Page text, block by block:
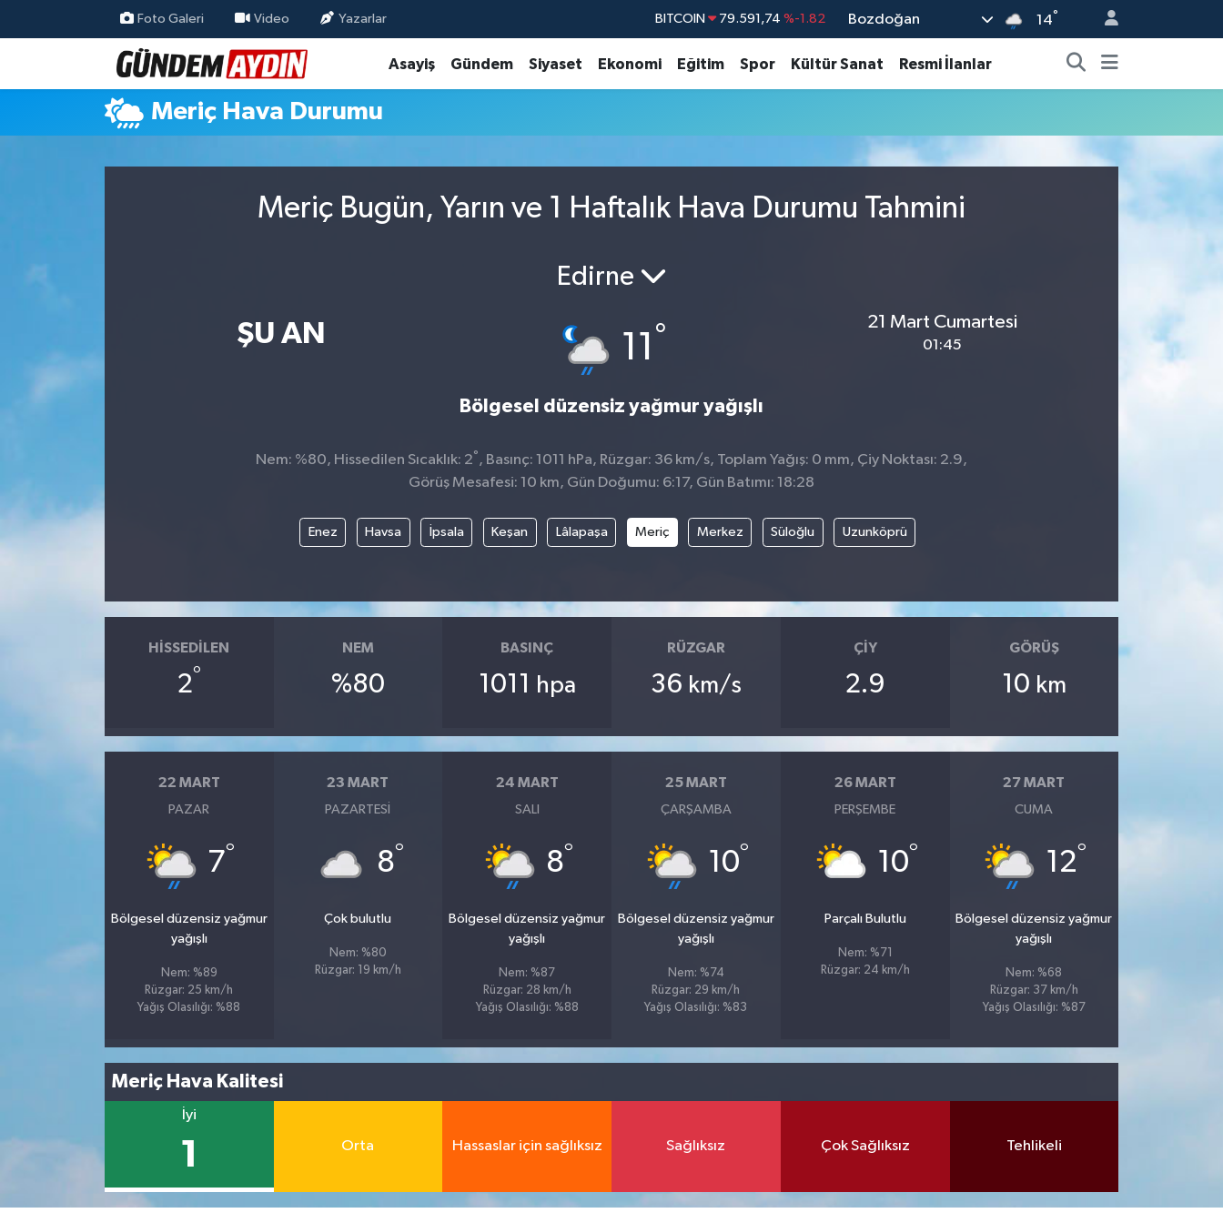
Foto Galeri Video Yazarlar BITCOIN 79.591,74 %-1.82 Bozdoğan 14°
Asayiş Gündem Siyaset Ekonomi Eğitim Spor Kültür Sanat Resmi İlanlar
Meriç Hava Durumu
Meriç Bugün, Yarın ve 1 Haftalık Hava Durumu Tahmini
ŞU AN
Edirne
11 °
Bölgesel düzensiz yağmur yağışlı
21 Mart Cumartesi
01:45
Nem: %80, Hissedilen Sıcaklık: 2° , Basınç: 1011 hPa, Rüzgar: 36 km/s, Toplam Yağış: 0 mm, Çiy Noktası: 2.9,
Görüş Mesafesi: 10 km, Gün Doğumu: 6:17, Gün Batımı: 18:28
Enez Havsa İpsala Keşan Lâlapaşa Meriç Merkez Süloğlu Uzunköprü
HISSEDILEN
2°
NEM
%80
BASINÇ
1011 hpa
RÜZGAR
36 km/s
ÇIY
2.9
GÖRÜŞ
10 km
22 MART
PAZAR
7°
Bölgesel düzensiz yağmur
yağışlı
Nem: %89
Rüzgar: 25 km/h
Yağış Olasılığı: %88
23 MART
PAZARTESI
8°
Çok bulutlu
Nem: %80
Rüzgar: 19 km/h
24 MART
SALI
8°
Bölgesel düzensiz yağmur
yağışlı
Nem: %87
Rüzgar: 28 km/h
Yağış Olasılığı: %88
25 MART
ÇARŞAMBA
10°
Bölgesel düzensiz yağmur
yağışlı
Nem: %74
Rüzgar: 29 km/h
Yağış Olasılığı: %83
26 MART
PERŞEMBE
10°
Parçalı Bulutlu
Nem: %71
Rüzgar: 24 km/h
27 MART
CUMA
12°
Bölgesel düzensiz yağmur
yağışlı
Nem: %68
Rüzgar: 37 km/h
Yağış Olasılığı: %87
Meriç Hava Kalitesi
İyi
1 Orta Hassaslar için sağlıksız Sağlıksız Çok Sağlıksız Tehlikeli
Aydın Nöbetçi Eczaneler
Aydın Hava Durumu
Aydın Trafik Yoğunluk Haritası